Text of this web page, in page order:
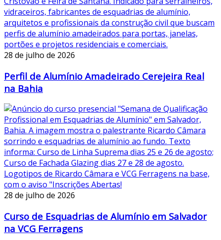
28 de julho de 2026
Perfil de Alumínio Amadeirado Cerejeira Real
na Bahia
28 de julho de 2026
Curso de Esquadrias de Alumínio em Salvador
na VCG Ferragens